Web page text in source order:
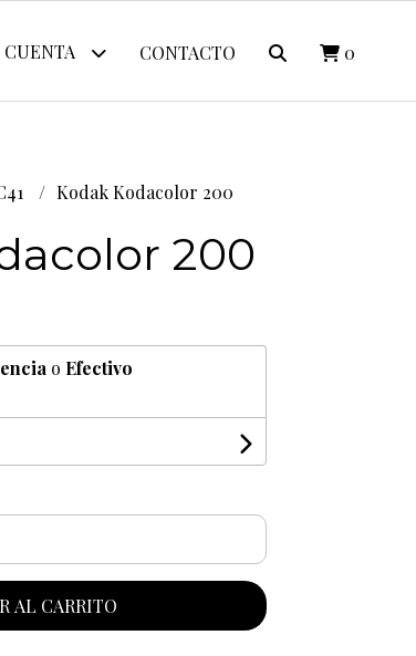
CUENTA CONTACTO 0
Kodak Kodacolor 200
200
o Efectivo
AL CARRITO